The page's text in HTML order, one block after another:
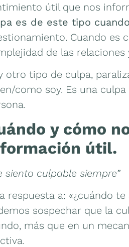
útil que nos
es de este tipo
Cuando es
de las relaciones
otro tipo de culpa,
como soy. Es una
y cómo
útil.
siento culpable siempre”
respuesta a: «¿cuándo
sospechar que la
más que en un